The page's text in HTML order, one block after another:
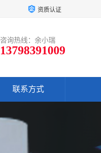
资质认证
咨询热线：余小瑞
13798391009
联系方式